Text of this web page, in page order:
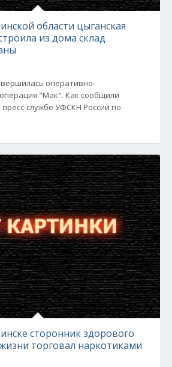
области цыганская
из дома склад
оперативно-
"Мак". Как сообщили
службе УФСКН России по
сторонник здорового
торговал наркотиками